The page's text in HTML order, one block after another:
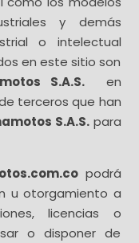
y demás
o intelectual
en este sitio son
S.A.S. en
terceros que han
S.A.S.para
podrá
u otorgamiento a
licencias o
o disponer de